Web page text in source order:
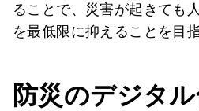
ることで、災害が起きても
を最低限に抑えることを目
防災のデジタ